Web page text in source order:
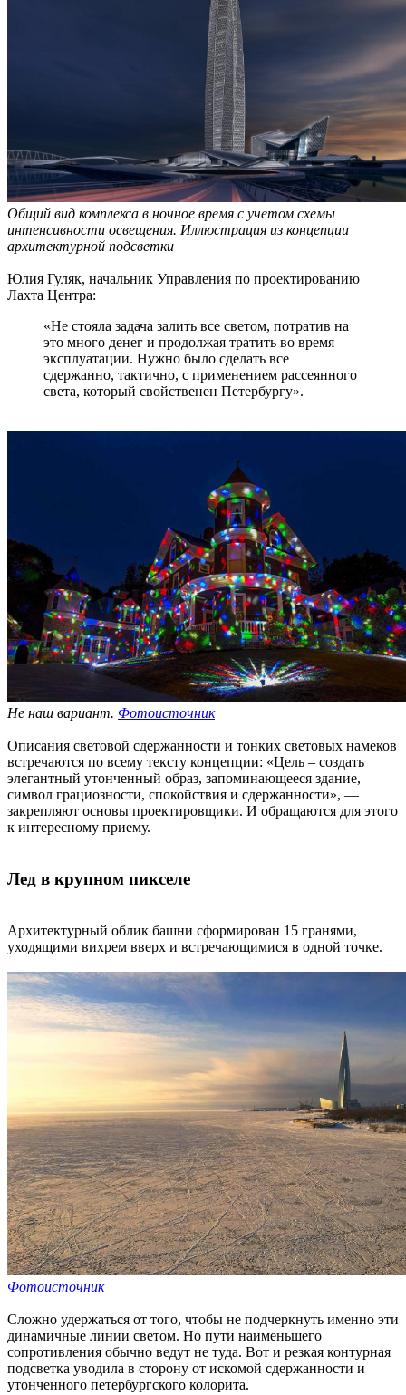
Общий вид комплекса в ночное время с учетом схемы
интенсивности освещения. Иллюстрация из концепции
архитектурной подсветки
Юлия Гуляк, начальник Управления по проектированию
Лахта Центра:
«Не стояла задача залить все светом, потратив на
это много денег и продолжая тратить во время
эксплуатации. Нужно было сделать все
сдержанно, тактично, с применением рассеянного
света, который свойственен Петербургу».
Не наш вариант. Фотоисточник
Описания световой сдержанности и тонких световых намеков
встречаются по всему тексту концепции: «Цель – создать
элегантный утонченный образ, запоминающееся здание,
символ грациозности, спокойствия и сдержанности», —
закрепляют основы проектировщики. И обращаются для этого
к интересному приему.
Лед в крупном пикселе
Архитектурный облик башни сформирован 15 гранями,
уходящими вихрем вверх и встречающимися в одной точке.
Фотоисточник
Сложно удержаться от того, чтобы не подчеркнуть именно эти
динамичные линии светом. Но пути наименьшего
сопротивления обычно ведут не туда. Вот и резкая контурная
подсветка уводила в сторону от искомой сдержанности и
утонченного петербургского колорита.